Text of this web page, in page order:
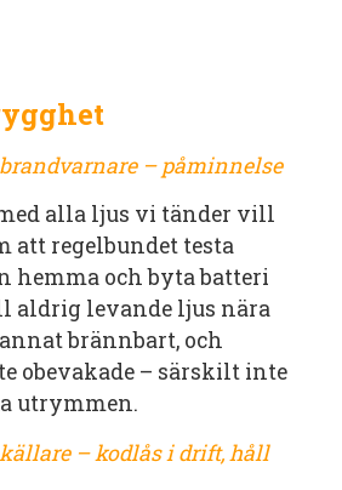
– påminnelse
alla ljus vi tänder vill
att regelbundet testa
hemma och byta batteri
aldrig levande ljus nära
brännbart, och
obevakade – särskilt inte
utrymmen.
– kodlås i drift, håll